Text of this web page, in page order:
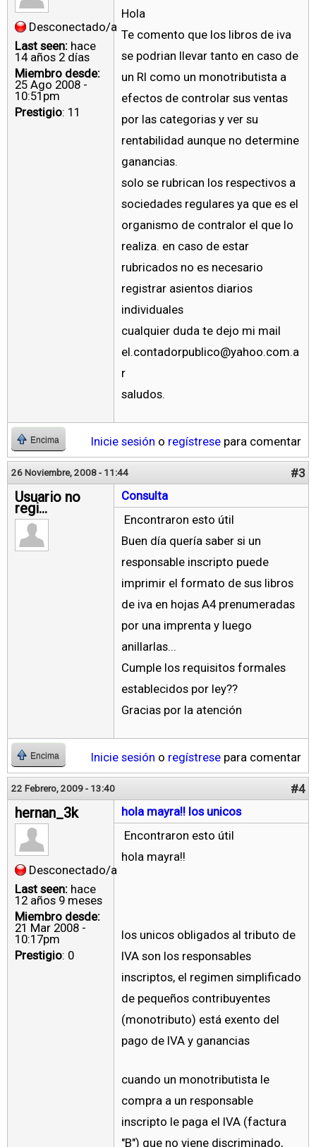
Desconectado/a
Last seen: hace
14 años 2 días
Miembro desde:
25 Ago 2008 -
10:51pm
Prestigio: 11
Hola
Te comento que los libros de iva
se podrian llevar tanto en caso de
un RI como un monotributista a
efectos de controlar sus ventas
por las categorias y ver su
rentabilidad aunque no determine
ganancias.
solo se rubrican los respectivos a
sociedades regulares ya que es el
organismo de contralor el que lo
realiza. en caso de estar
rubricados no es necesario
registrar asientos diarios
individuales
cualquier duda te dejo mi mail
el.contadorpublico@yahoo.com.a
r
saludos.
Encima Inicie sesión o regístrese para comentar
26 Noviembre, 2008 - 11:44 #3
Usuario no
regi...
Consulta
Encontraron esto útil
Buen día quería saber si un
responsable inscripto puede
imprimir el formato de sus libros
de iva en hojas A4 prenumeradas
por una imprenta y luego
anillarlas...
Cumple los requisitos formales
establecidos por ley??
Gracias por la atención
Encima Inicie sesión o regístrese para comentar
22 Febrero, 2009 - 13:40 #4
hernan_3k
Desconectado/a
Last seen: hace
12 años 9 meses
Miembro desde:
21 Mar 2008 -
10:17pm
Prestigio: 0
hola mayra!! los unicos
Encontraron esto útil
hola mayra!!
los unicos obligados al tributo de
IVA son los responsables
inscriptos, el regimen simplificado
de pequeños contribuyentes
(monotributo) está exento del
pago de IVA y ganancias
cuando un monotributista le
compra a un responsable
inscripto le paga el IVA (factura
"B") que no viene discriminado,